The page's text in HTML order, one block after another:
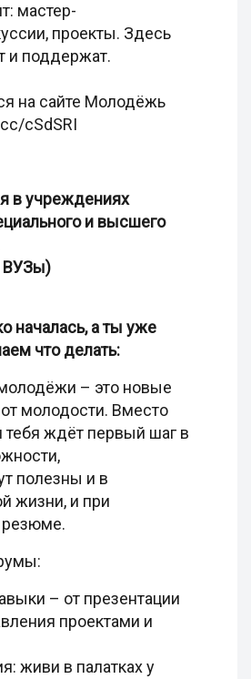
мастер-
проекты. Здесь
и поддержат.
на сайте Молодёжь
cSdSRI
в учреждениях
и высшего
ВУЗы)
началась, а ты уже
что делать:
– это новые
молодости. Вместо
тебя ждёт первый шаг в
полезны и в
жизни, и при
резюме.
– от презентации
проектами и
живи в палатках у